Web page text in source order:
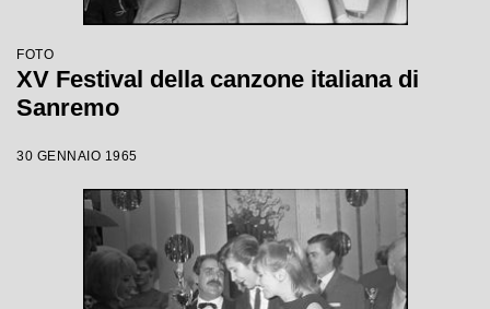
FOTO
XV Festival della canzone italiana di
Sanremo
30 GENNAIO 1965